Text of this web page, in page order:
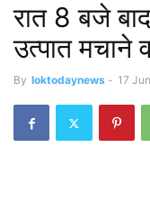
रात 8 बजे
उत्पात मचाने
By loktodaynews - 17